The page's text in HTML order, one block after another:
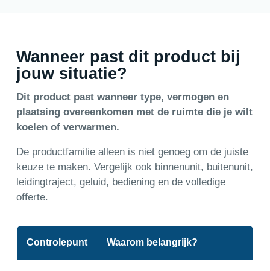
Wanneer past dit product bij
jouw situatie?
Dit product past wanneer type, vermogen en
plaatsing overeenkomen met de ruimte die je wilt
koelen of verwarmen.
De productfamilie alleen is niet genoeg om de juiste
keuze te maken. Vergelijk ook binnenunit, buitenunit,
leidingtraject, geluid, bediening en de volledige
offerte.
Controlepunt Waarom belangrijk?